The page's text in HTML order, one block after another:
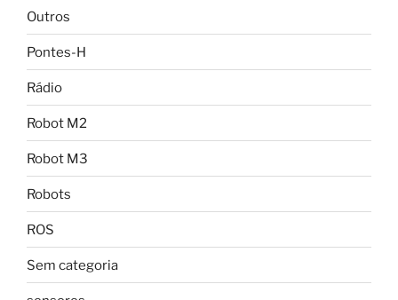
Outros
Pontes-H
Rádio
Robot M2
Robot M3
Robots
ROS
Sem categoria